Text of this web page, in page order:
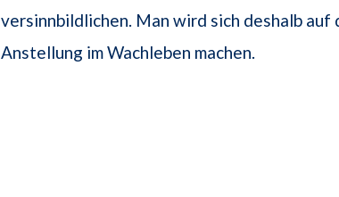
versinnbildlichen. Man wird sich deshalb auf
Anstellung im Wachleben machen.